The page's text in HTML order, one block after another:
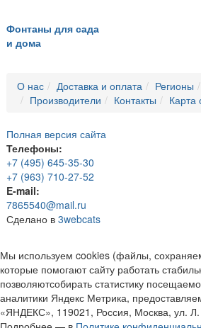
Фонтаны для сада
и дома
О нас Доставка и оплата Регионы
Производители
Контакты Карта
Полная версия сайта
Телефоны:
+7 (495) 645-35-30
+7 (963) 710-27-52
E-mail:
7865540@mail.ru
Сделано в 3webcats
Мы используем cookies (файлы,
которые помогают сайту работать
позволяютсобирать статистику
аналитики Яндекс Метрика,
«ЯНДЕКС», 119021, Россия, Москва, ул. Л.